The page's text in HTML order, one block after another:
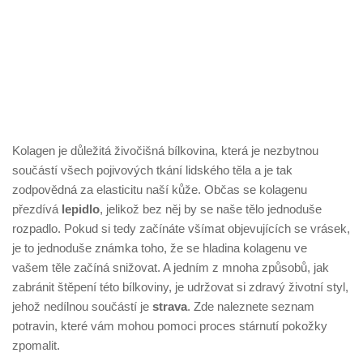
Kolagen je důležitá živočišná bílkovina, která je nezbytnou
součástí všech pojivových tkání lidského těla a je tak
zodpovědná za elasticitu naší kůže. Občas se kolagenu
přezdívá lepidlo, jelikož bez něj by se naše tělo jednoduše
rozpadlo. Pokud si tedy začínáte všímat objevujících se vrásek,
je to jednoduše známka toho, že se hladina kolagenu ve
vašem těle začíná snižovat. A jedním z mnoha způsobů, jak
zabránit štěpení této bílkoviny, je udržovat si zdravý životní styl,
jehož nedílnou součástí je strava. Zde naleznete seznam
potravin, které vám mohou pomoci proces stárnutí pokožky
zpomalit.